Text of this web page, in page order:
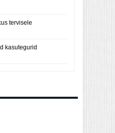
tervisele
kasutegurid